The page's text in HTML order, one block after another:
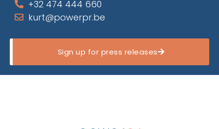
+32 474 444 660
kurt@powerpr.be
Sign up for press releases